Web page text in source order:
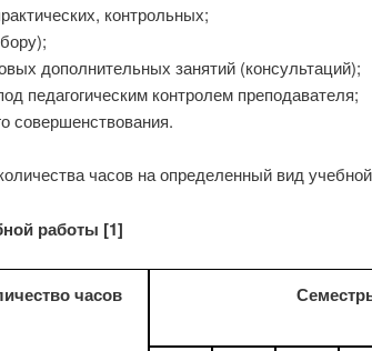
контрольных;
дополнительных занятий (консультаций);
педагогическим контролем преподавателя;
совершенствования.
часов на определенный вид
работы [1]
часов